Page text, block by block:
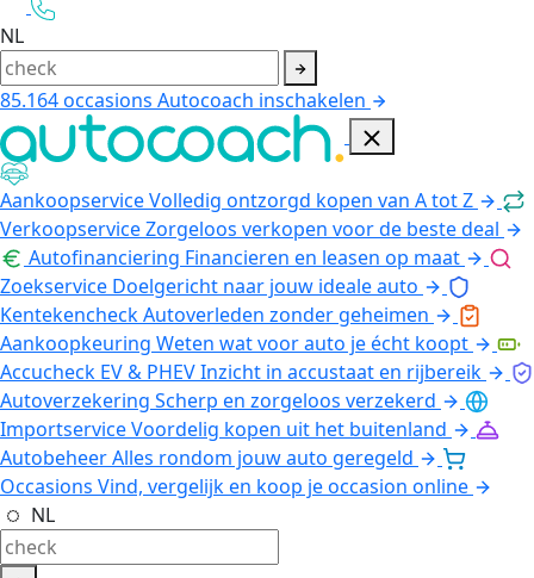
NL
85.164occasions Autocoach inschakelen
AankoopserviceVolledig ontzorgd kopen van A tot Z
VerkoopserviceZorgeloos verkopen voor de beste deal
Autofinanciering Financieren en leasen op maat
Zoekservice Doelgericht naar jouw ideale auto
KentekencheckAutoverleden zonder geheimen
Aankoopkeuring Weten wat voor auto je écht koopt
Accucheck EV & PHEVInzicht in accustaat en rijbereik
Autoverzekering Scherp en zorgeloos verzekerd
ImportserviceVoordelig kopen uit het buitenland
AutobeheerAlles rondom jouw auto geregeld
Occasions Vind, vergelijk en koop je occasion online
NL